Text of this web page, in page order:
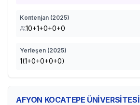
Kontenjan (2025)
10+1+0+0+0
Yerleşen (2025)
1(1+0+0+0+0)
AFYON KOCATEPE ÜNİVERSİTESİ